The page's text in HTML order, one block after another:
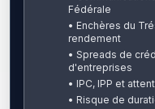
Fédérale
• Enchères du
rendement
• Spreads de
d'entreprises
• IPC, IPP et
• Risque de